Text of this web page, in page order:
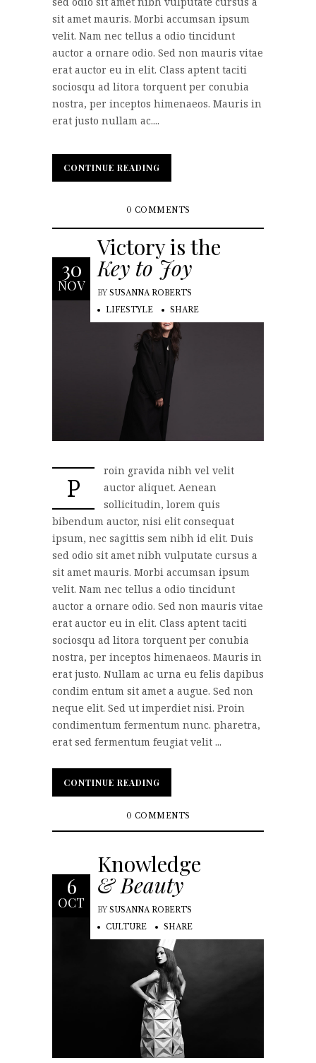
sit amet mauris. Morbi accumsan ipsum
velit. Nam nec tellus a odio tincidunt
auctor a ornare odio. Sed non mauris vitae
erat auctor eu in elit. Class aptent taciti
sociosqu ad litora torquent per conubia
nostra, per inceptos himenaeos. Mauris in
erat justo nullam ac....
CONTINUE READING
CONTINUE READING
0 COMMENTS
30
NOV
Victory is the
Key to Joy
BY SUSANNA ROBERTS
LIFESTYLE
SHARE
P
roin gravida nibh vel velit
auctor aliquet. Aenean
sollicitudin, lorem quis
bibendum auctor, nisi elit consequat
ipsum, nec sagittis sem nibh id elit. Duis
sed odio sit amet nibh vulputate cursus a
sit amet mauris. Morbi accumsan ipsum
velit. Nam nec tellus a odio tincidunt
auctor a ornare odio. Sed non mauris vitae
erat auctor eu in elit. Class aptent taciti
sociosqu ad litora torquent per conubia
nostra, per inceptos himenaeos. Mauris in
erat justo. Nullam ac urna eu felis dapibus
condim entum sit amet a augue. Sed non
neque elit. Sed ut imperdiet nisi. Proin
condimentum fermentum nunc. pharetra,
erat sed fermentum feugiat velit ...
CONTINUE READING
CONTINUE READING
0 COMMENTS
6
OCT
Knowledge
& Beauty
BY SUSANNA ROBERTS
CULTURE
SHARE